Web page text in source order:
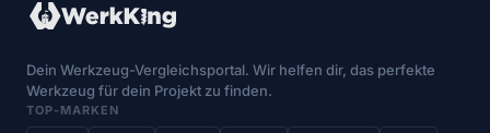
Dein Werkzeug-Vergleichsportal. Wir helfen dir, das perfekte
Werkzeug für dein Projekt zu finden.
TOP-MARKEN